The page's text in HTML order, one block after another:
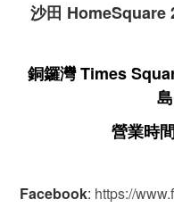
沙田 HomeSquare
銅鑼灣 Times
營業時
Facebook: https://